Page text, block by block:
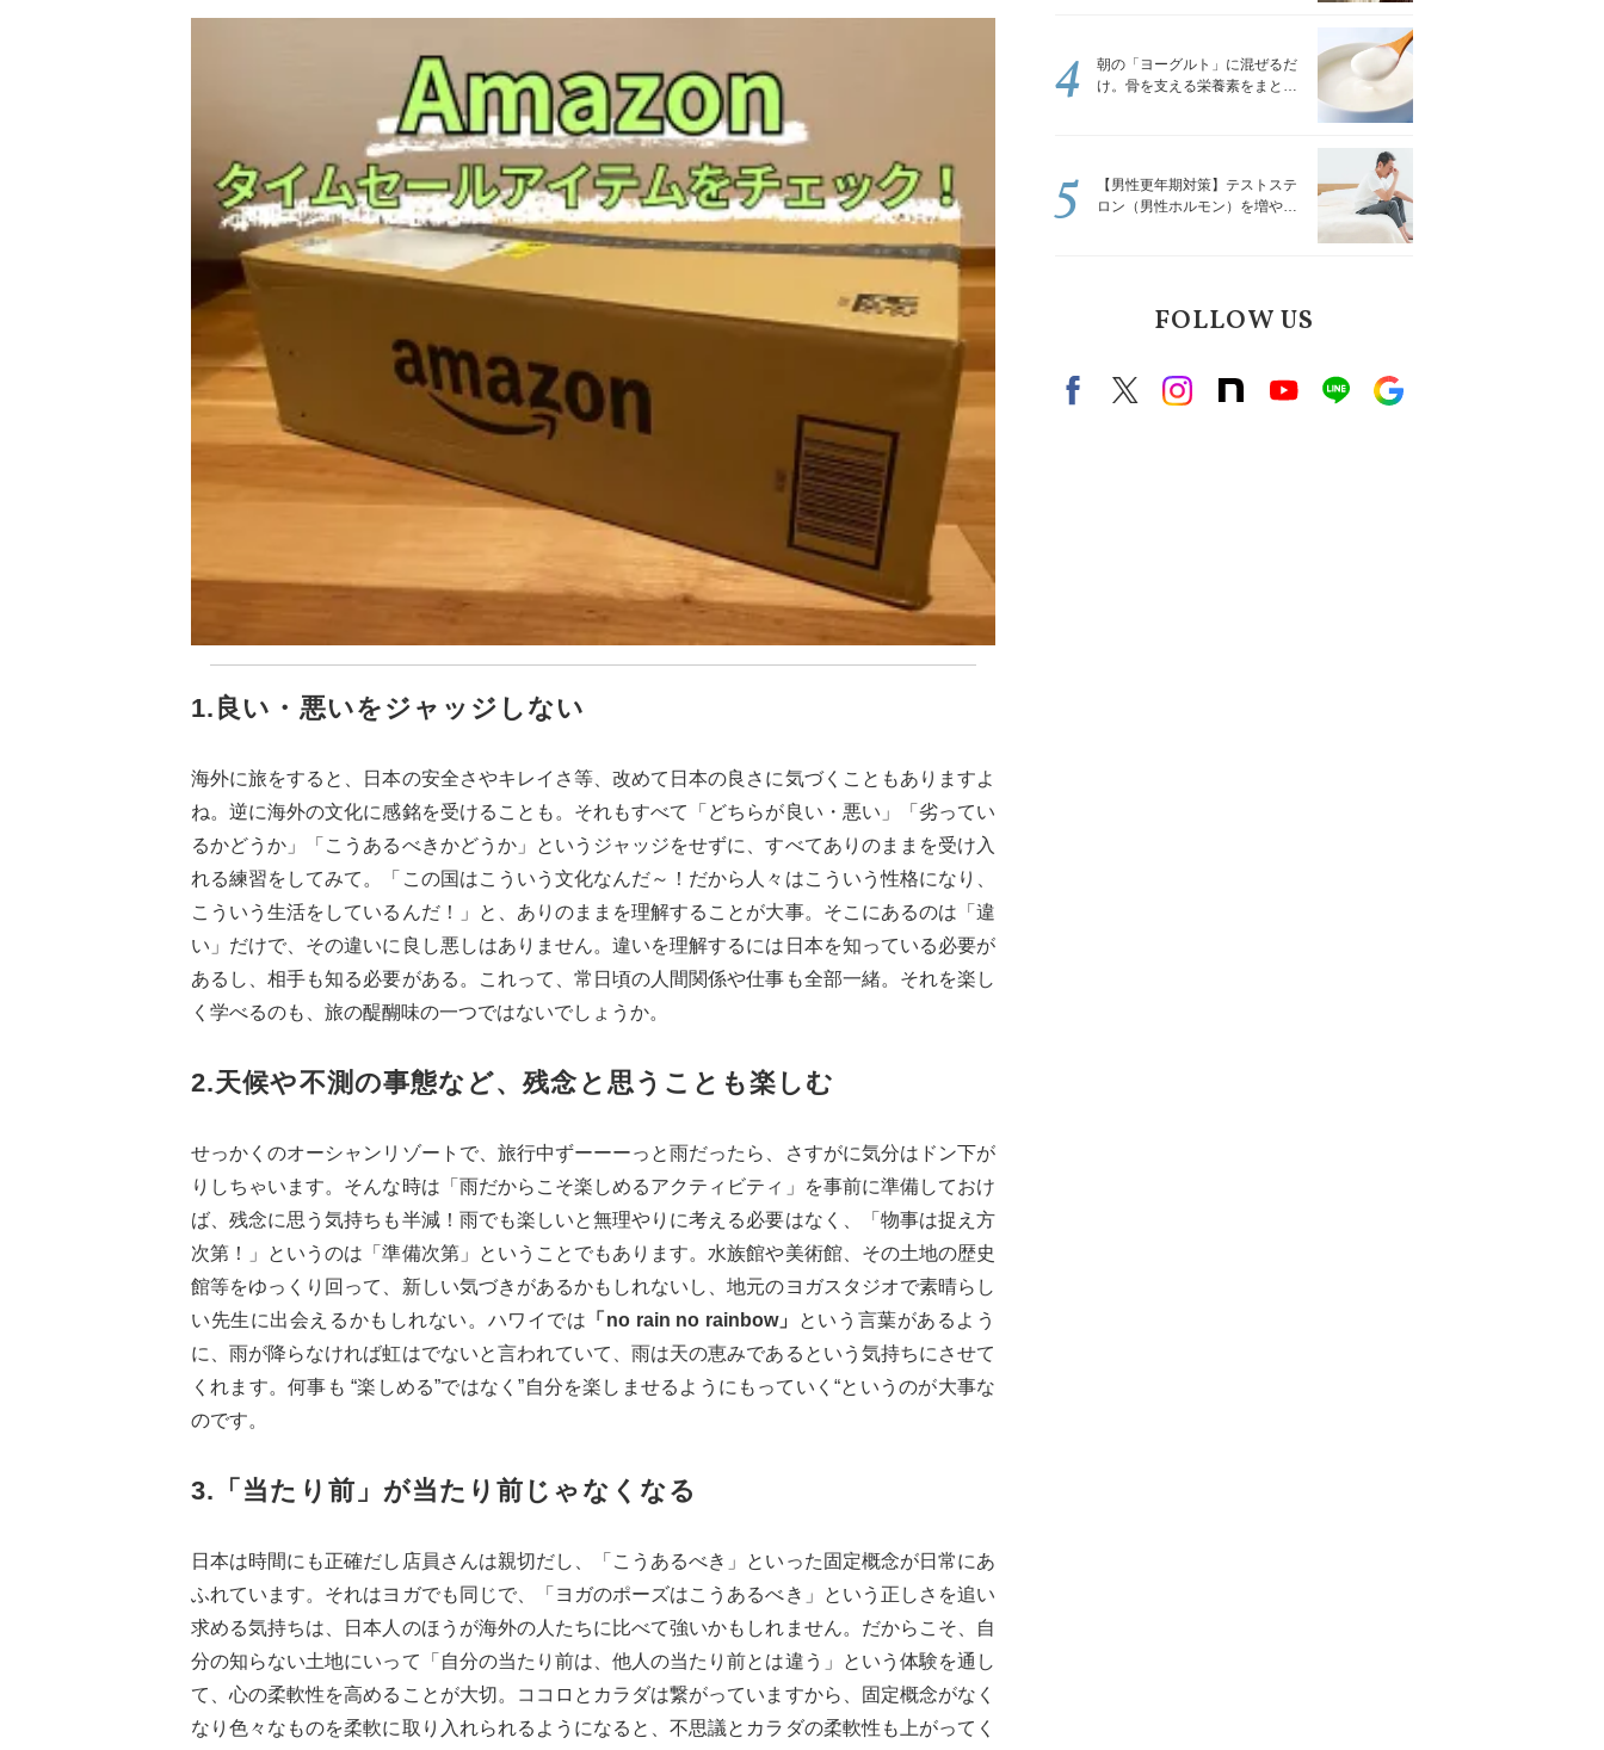
1.良い・悪いをジャッジしない
海外に旅をすると、日本の安全さやキレイさ等、改めて日本の良さに気づくこともありますよ
ね。逆に海外の文化に感銘を受けることも。それもすべて「どちらが良い・悪い」「劣ってい
るかどうか」「こうあるべきかどうか」というジャッジをせずに、すべてありのままを受け入
れる練習をしてみて。「この国はこういう文化なんだ～！だから人々はこういう性格になり、
こういう生活をしているんだ！」と、ありのままを理解することが大事。そこにあるのは「違
い」だけで、その違いに良し悪しはありません。違いを理解するには日本を知っている必要が
あるし、相手も知る必要がある。これって、常日頃の人間関係や仕事も全部一緒。それを楽し
く学べるのも、旅の醍醐味の一つではないでしょうか。
2.天候や不測の事態など、残念と思うことも楽しむ
せっかくのオーシャンリゾートで、旅行中ずーーーっと雨だったら、さすがに気分はドン下が
りしちゃいます。そんな時は「雨だからこそ楽しめるアクティビティ」を事前に準備しておけ
ば、残念に思う気持ちも半減！雨でも楽しいと無理やりに考える必要はなく、「物事は捉え方
次第！」というのは「準備次第」ということでもあります。水族館や美術館、その土地の歴史
館等をゆっくり回って、新しい気づきがあるかもしれないし、地元のヨガスタジオで素晴らし
い先生に出会えるかもしれない。ハワイでは 「no rain no rainbow」
という言葉があるよう
に、雨が降らなければ虹はでないと言われていて、雨は天の恵みであるという気持ちにさせて
くれます。何事も “楽しめる”ではなく”自分を楽しませるようにもっていく“というのが大事な
のです。
3.「当たり前」が当たり前じゃなくなる
日本は時間にも正確だし店員さんは親切だし、「こうあるべき」といった固定概念が日常にあ
ふれています。それはヨガでも同じで、「ヨガのポーズはこうあるべき」という正しさを追い
求める気持ちは、日本人のほうが海外の人たちに比べて強いかもしれません。だからこそ、自
分の知らない土地にいって「自分の当たり前は、他人の当たり前とは違う」という体験を通し
て、心の柔軟性を高めることが大切。ココロとカラダは繋がっていますから、固定概念がなく
なり色々なものを柔軟に取り入れられるようになると、不思議とカラダの柔軟性も上がってく
朝の「ヨーグルト」に混ぜるだ
け。骨を支える栄養素をまとめ
4
【男性更年期対策】テストステ
ロン（男性ホルモン）を増やす
5
FOLLOW US
FacebookX（旧twitter）
instagram
note Youtubeline